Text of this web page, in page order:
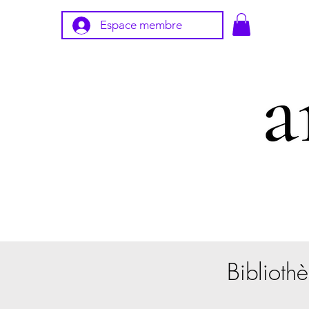
Espace membre